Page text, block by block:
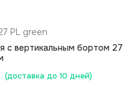
(доставка до 10 дней)
PL green
с вертикальным бортом